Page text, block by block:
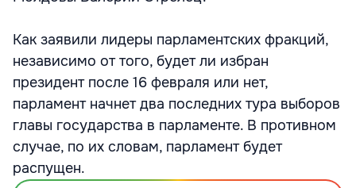
Как заявили лидеры парламентских фракций,
независимо от того, будет ли избран
президент после 16 февраля или нет,
парламент начнет два последних тура выборов
главы государства в парламенте. В противном
случае, по их словам, парламент будет
распущен.